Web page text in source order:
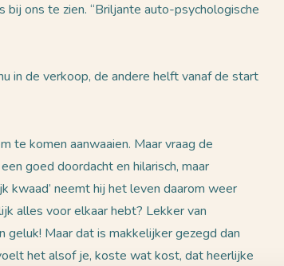
ons te zien. “Briljante auto-psychologische
in de verkoop, de andere helft vanaf de start
te komen aanwaaien. Maar vraag de
goed doordacht en hilarisch, maar
kwaad’ neemt hij het leven daarom weer
alles voor elkaar hebt? Lekker van
geluk! Maar dat is makkelijker gezegd dan
het alsof je, koste wat kost, dat heerlijke